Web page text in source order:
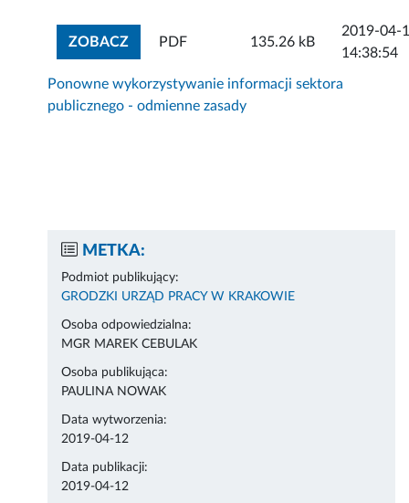
ZOBACZZOBACZ ZAŁĄCZNIK
PDF 135.26 kB
2019-04-
14:38:54
Ponowne wykorzystywanie informacji sektora
publicznego - odmienne zasady
METKA:
Podmiot publikujący:
GRODZKI URZĄD PRACY W KRAKOWIE
Osoba odpowiedzialna:
MGR MAREK CEBULAK
Osoba publikująca:
PAULINA NOWAK
Data wytworzenia:
2019-04-12
Data publikacji:
2019-04-12